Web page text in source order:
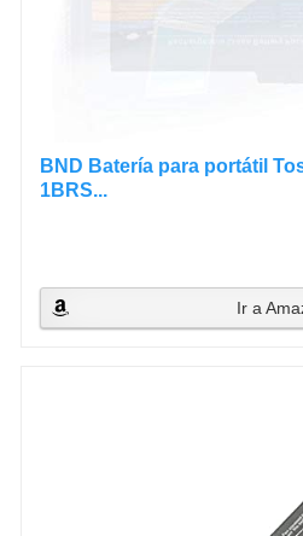
BND Batería para portátil
1BRS...
Ir a